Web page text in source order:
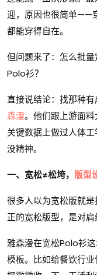
迎，原因也很简单——
都能穿得自在。
但问题来了：怎么批
Polo衫？
直接说结论：找那种
森漫。他们跟上游面
关键数据上做过人体
没精神。
一、宽松≠松垮， 版型
很多人以为宽松版就
正的宽松版型，是对肩
雅森漫在宽松Polo衫
模板。比如给餐饮行